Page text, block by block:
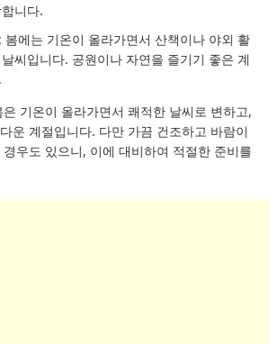
니다.
: 봄에는 기온이 올라가면서 산책이나 야외 활
씨입니다. 공원이나 자연을 즐기기 좋은 계
기온이 올라가면서 쾌적한 날씨로 변하고,
운 계절입니다. 다만 가끔 건조하고 바람이
우도 있으니, 이에 대비하여 적절한 준비를